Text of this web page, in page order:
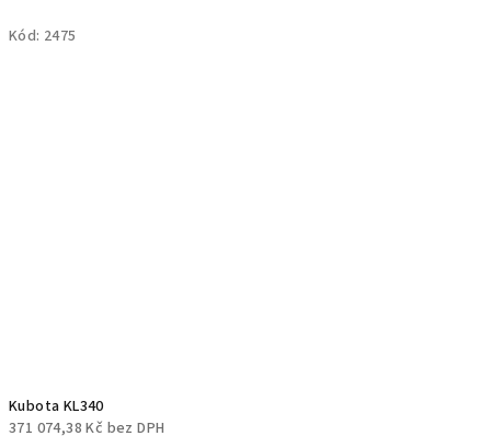
a
Kód: 2475
Kubota KL340
371 074,38 Kč bez DPH